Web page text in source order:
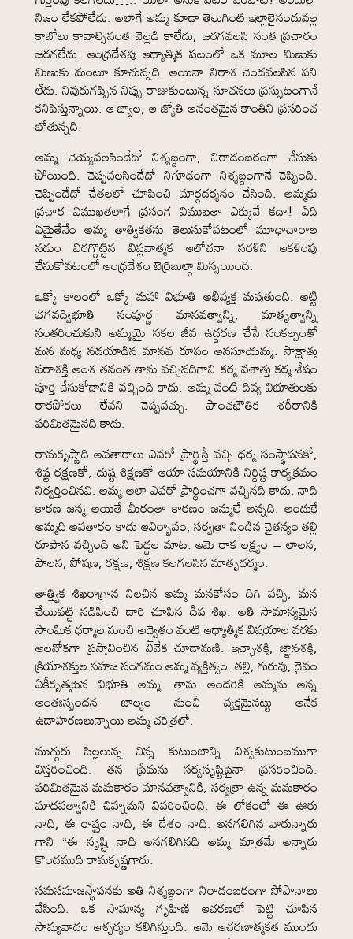
నిజం లేకపోలేదు. అలాగే అమ్మ కూడా తెలుగింటి ఇల్లాలైనందువల్ల
కాబోలు కావాల్సినంత వెల్లడి కాలేదు, జరగవలసి నంత ప్రచారం
జరగలేదు. ఆంధ్రదేశపు ఆధ్యాత్మిక పటంలో ఒక మూల మిణుకు
మిణుకు మంటూ కూచున్నది. అయినా నిరాశ చెందవలసిన పని
లేదు. నివురుగప్పిన నిప్పు రాజుకుంటున్న సూచనలు ప్రస్ఫుటంగానే
కనిపిస్తున్నాయి. ఆ జ్వాల, ఆ జ్యోతి అనంతమైన కాంతిని ప్రసరించ
బోతున్నది.
అమ్మ చెయ్యవలసిందేదో నిశ్శబ్దంగా, నిరాడంబరంగా చేసుకు
పోయింది. చెప్పవలసిందేదో నిగూఢంగా నిశ్శబ్దంగానే చెప్పింది.
చెప్పిందేదో చేతలలో చూపించి మార్గదర్శనం చేసింది. అమ్మకు
ప్రచార విముఖతలాగే ప్రసంగ విముఖతా ఎక్కువే కదా! ఏది
ఏమైతేనేం అమ్మ తాత్వికతను తెలుసుకోవటంలో మూఢాచారాల
నడుం విరగ్గొట్టిన విప్లవాత్మక ఆలోచనా సరళిని ఆకళింపు
చేసుకోవటంలో ఆంధ్రదేశం టెర్రిబుల్గా మిస్సయింది.
ఒక్కో కాలంలో ఒక్కో మహా విభూతి అభివ్యక్త మవుతుంది. అట్టి
భగవద్విభూతి సంపూర్ణ మానవత్వాన్ని, మాతృత్వాన్ని
సంతరించుకుని అమ్మయై సకల జీవ ఉద్దరణ చేసే సంకల్పంతో
మన మధ్య నడయాడిన మానవ రూపం అనసూయమ్మ. సాక్షాత్తు
పరాశక్తి అంశ తనంత తాను వచ్చినదిగాని కర్మ వశాత్తు కర్మ శేషం
పూర్తి చేసుకోడానికి వచ్చింది కాదు. అమ్మ వంటి దివ్య విభూతులకు
రాకపోకలు లేవని చెప్పవచ్చు. పాంచభౌతిక శరీరానికి
పరిమితమైనది కాదు.
రామకృష్ణాది అవతారాలు ఎవరో ప్రార్థిస్తే వచ్చి ధర్మ సంస్థాపనకో,
శిష్ట రక్షణకో, దుష్ట శిక్షణకో ఆయా సమయానికి నిర్దిష్ట కార్యక్రమం
నిర్వర్తించినవి. అమ్మ అలా ఎవరో ప్రార్థించగా వచ్చినది కాదు. నాది
కారణ జన్మ అయితే మీరంతా కారణం జన్ములే అన్నది. అందుకే
అమ్మది అవతారం కాదు ఆవిర్భావం, సర్వత్రా నిండిన చైతన్యం తల్లి
రూపాన వచ్చింది అని పెద్దల మాట. ఆమె రాక లక్ష్యం – లాలన,
పాలన, పోషణ, రక్షణ, శిక్షణ కలగలసిన మాతృధర్మం.
తాత్త్విక శిఖరాగ్రాన నిలచిన అమ్మ మనకోసం దిగి వచ్చి, మన
చేయిపట్టి నడిపించి దారి చూపిన దీప శిఖ. అతి సామాన్యమైన
సాంఘిక ధర్మాల నుంచి అద్వైతం వంటి ఆధ్యాత్మిక విషయాల వరకు
అలవోకగా ప్రస్తావించిన వివేక చూడామణి. ఇచ్ఛాశక్తి, జ్ఞానశక్తి,
క్రియాశక్తుల సహజ సంగమం అమ్మ వ్యక్తిత్వం. తల్లి, గురువు, దైవం
ఏకీకృతమైన విభూతి అమ్మ. తాను అందరికి అమ్మను అన్న
అంతఃస్పందన బాల్యం నుంచీ వ్యక్తమైనట్టు అనేక
ఉదాహరణలున్నాయి అమ్మ చరిత్రలో.
ముగ్గురు పిల్లలున్న చిన్న కుటుంబాన్ని విశ్వకుటుంబముగా
విస్తరించింది. తన ప్రేమను సర్వసృష్టిపైనా ప్రసరించింది.
పరిమితమైన మమకారం మానవత్వానికి, సర్వత్రా ఉన్న మమకారం
మాధవత్వానికి చిహ్నమని వివరించింది. ఈ లోకంలో ఈ ఊరు
నాది, ఈ రాష్ట్రం నాది, ఈ దేశం నాది. అనగలిగిన వారున్నారు
గాని “ఈ సృష్టి నాది అనగలిగినది అమ్మ మాత్రమే అన్నారు
కొందముది రామకృష్ణగారు.
సమసమాజస్థాపనకు అతి నిశ్శబ్దంగా నిరాడంబరంగా సోపానాలు
వేసింది. ఒక సామాన్య గృహిణి ఆచరణలో పెట్టి చూపిన
సామ్యవాదం ఆశ్చర్యం కలిగిస్తుంది. ఆమె ఆచరణాత్మకత ముందు